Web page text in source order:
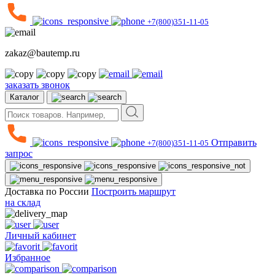
+7(800)351-11-05
zakaz@bautemp.ru
заказать звонок
Каталог
+7(800)351-11-05 Отправить
запрос
Доставка по России Построить маршрут
на склад
Личный кабинет
Избранное